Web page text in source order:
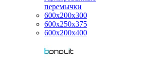
перемычки
600х200х300
600х250х375
600х200х400